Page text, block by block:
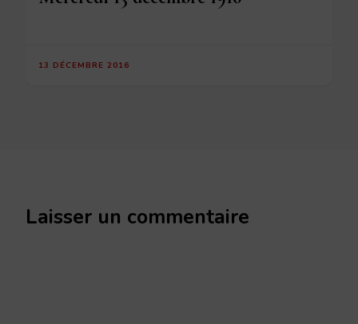
13 DÉCEMBRE 2016
Laisser un commentaire